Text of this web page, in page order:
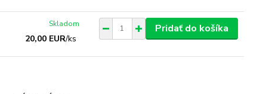
20,00 EUR/ks
Skladom Pridať do košíka